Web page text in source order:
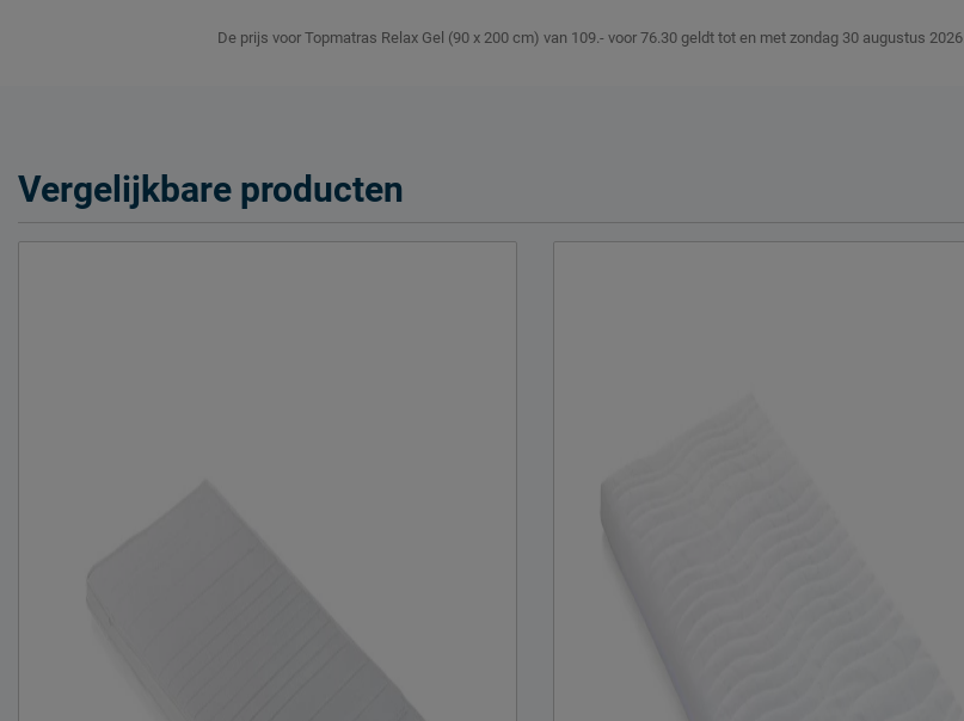
Leveranciersinformatie
Emailadres
De prijs voor Topmatras Relax Gel (90 x 200 cm) van 109.- voor 76.30 geldt tot en met zondag 30 augustus 2026.
Vergelijkbare producten